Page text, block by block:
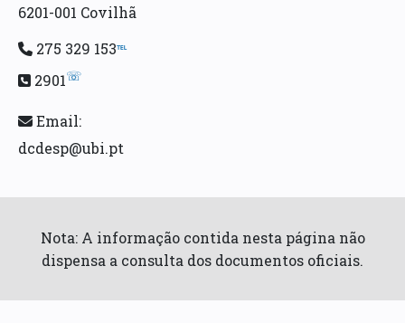
6201-001 Covilhã
275 329 153℡
2901☏
Email:
dcdesp@ubi.pt
Nota: A informação contida nesta página não
dispensa a consulta dos documentos oficiais.